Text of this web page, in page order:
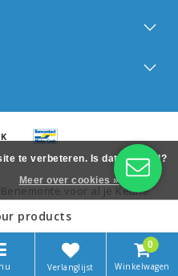
voor al je Keune
- Realization
products
Verlanglijst
0
Winkelwagen
te verbeteren. Is dat akkoord?
Meer over cookies »